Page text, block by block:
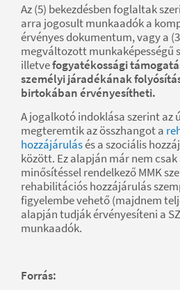
Az (5) bekezdésben foglaltak
arra jogosult munkaadók a
érvényes dokumentum, vagy a
megváltozott munkaképességű
illetvefogyatékossági
személyi járadékának
birtokában érvényesítheti.
A jogalkotó indoklása szerint az
megteremtik az összhangot a
hozzájárulásés a szociális
között. Ez alapján már nem
minősítéssel rendelkező MMK
rehabilitációs hozzájárulás
figyelembe vehető (majdnem
alapján tudják érvényesíteni a
munkaadók.
Forrás: